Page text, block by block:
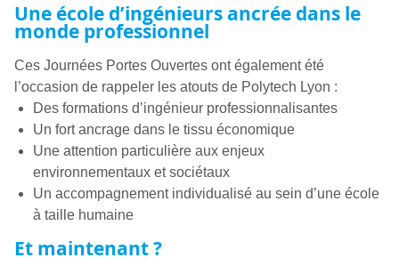
Une école d’ingénieurs ancrée dans le
monde professionnel
Ces Journées Portes Ouvertes ont également été
l’occasion de rappeler les atouts de Polytech Lyon :
Des formations d’ingénieur professionnalisantes
Un fort ancrage dans le tissu économique
Une attention particulière aux enjeux
environnementaux et sociétaux
Un accompagnement individualisé au sein d’une école
à taille humaine
Et maintenant ?